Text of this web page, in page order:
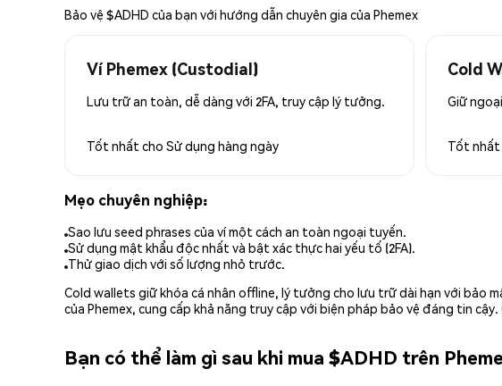
Bảo vệ $ADHD của bạn với hướng dẫn chuyên gia của Phemex
Ví Phemex (Custodial)
Lưu trữ an toàn, dễ dàng với 2FA, truy cập lý tưởng.
Tốt nhất cho Sử dụng hàng ngày
Cold
Giữ
Tốt nhất
Mẹo chuyên nghiệp:
Sao lưu seed phrases của ví một cách an toàn ngoại tuyến.
Sử dụng mật khẩu độc nhất và bật xác thực hai yếu tố (2FA).
Thử giao dịch với số lượng nhỏ trước.
Cold wallets giữ khóa cá nhân offline, lý tưởng cho lưu trữ dài hạn với
của Phemex, cung cấp khả năng truy cập với biện pháp bảo vệ đáng tin
Bạn có thể làm gì sau khi mua $ADHD trên